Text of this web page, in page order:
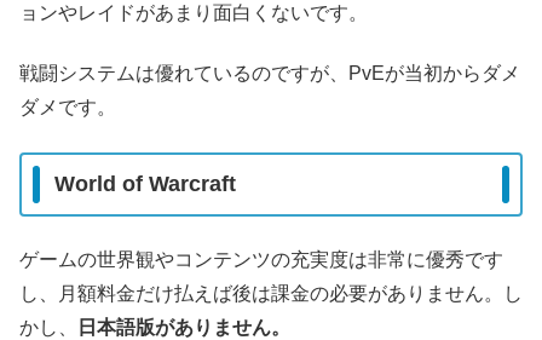
ョンやレイドがあまり面白くないです。
戦闘システムは優れているのですが、PvEが当初からダメ
ダメです。
World of Warcraft
ゲームの世界観やコンテンツの充実度は非常に優秀です
し、月額料金だけ払えば後は課金の必要がありません。し
かし、
日本語版がありません。